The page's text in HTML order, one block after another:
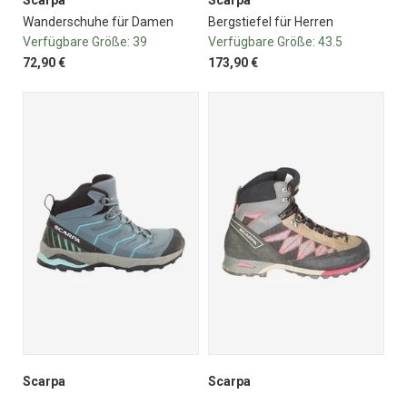
Wanderschuhe für Damen
Verfügbare Größe: 39
72,90 €
Bergstiefel für Herren
Verfügbare Größe: 43.5
173,90 €
Scarpa
Scarpa